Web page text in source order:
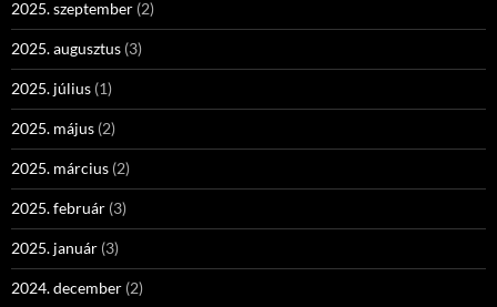
2025. szeptember (2)
2025. augusztus (3)
2025. július (1)
2025. május (2)
2025. március (2)
2025. február (3)
2025. január (3)
2024. december (2)